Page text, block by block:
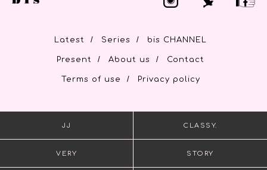
Latest / Series / bis CHANNEL
Present / About us / Contact
Terms of use / Privacy policy
JJ CLASSY.
VERY STORY